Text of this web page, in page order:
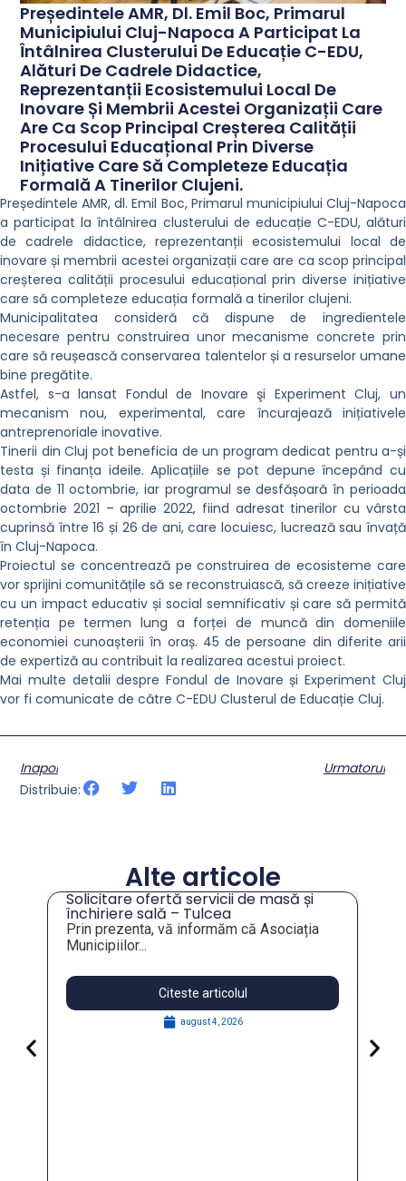
Președintele AMR, Dl. Emil Boc, Primarul
Municipiului Cluj-Napoca A Participat La
Întâlnirea Clusterului De Educație C-EDU,
Alături De Cadrele Didactice,
Reprezentanții Ecosistemului Local De
Inovare Și Membrii Acestei Organizații Care
Are Ca Scop Principal Creșterea Calității
Procesului Educațional Prin Diverse
Inițiative Care Să Completeze Educația
Formală A Tinerilor Clujeni.
Președintele AMR, dl. Emil Boc, Primarul municipiului Cluj-Napoca
a participat la întâlnirea clusterului de educație C-EDU, alături
de cadrele didactice, reprezentanții ecosistemului local de
inovare și membrii acestei organizații care are ca scop principal
creșterea calității procesului educațional prin diverse inițiative
care să completeze educația formală a tinerilor clujeni.
Municipalitatea consideră că dispune de ingredientele
necesare pentru construirea unor mecanisme concrete prin
care să reușească conservarea talentelor și a resurselor umane
bine pregătite.
Astfel, s-a lansat Fondul de Inovare şi Experiment Cluj, un
mecanism nou, experimental, care încurajează inițiativele
antreprenoriale inovative.
Tinerii din Cluj pot beneficia de un program dedicat pentru a-și
testa și finanța ideile. Aplicațiile se pot depune începând cu
data de 11 octombrie, iar programul se desfășoară în perioada
octombrie 2021 – aprilie 2022, fiind adresat tinerilor cu vârsta
cuprinsă între 16 și 26 de ani, care locuiesc, lucrează sau învață
în Cluj-Napoca.
Proiectul se concentrează pe construirea de ecosisteme care
vor sprijini comunitățile să se reconstruiască, să creeze inițiative
cu un impact educativ și social semnificativ și care să permită
retenția pe termen lung a forței de muncă din domeniile
economiei cunoașterii în oraș. 45 de persoane din diferite arii
de expertiză au contribuit la realizarea acestui proiect.
Mai multe detalii despre Fondul de Inovare și Experiment Cluj
vor fi comunicate de către C-EDU Clusterul de Educație Cluj.
Inapoi
Urmatorul
Distribuie:
Alte articole
Solicitare ofertă servicii de masă și
închiriere sală – Tulcea
Prin prezenta, vă informăm că Asociația
Municipiilor...
Citeste articolul
august 4, 2026